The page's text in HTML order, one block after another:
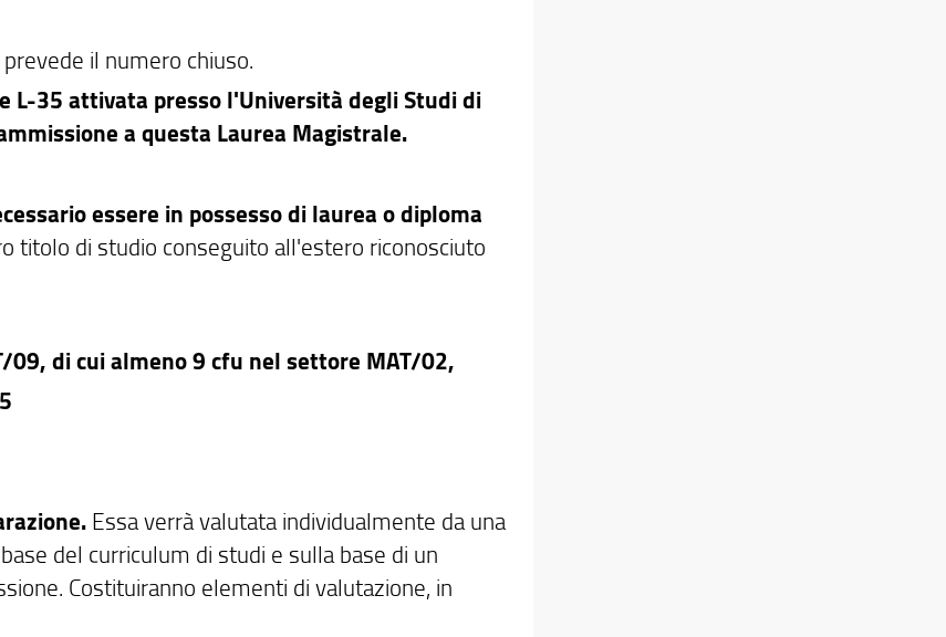
il numero chiuso.
L-35 attivata presso l'Università degli Studi di
a questa Laurea Magistrale.
essere in possesso di laurea o diploma
titolo di studio conseguito all'estero riconosciuto
di cui almeno 9 cfu nel settore MAT/02,
Essa verrà valutata individualmente da una
del curriculum di studi e sulla base di un
Costituiranno elementi di valutazione, in